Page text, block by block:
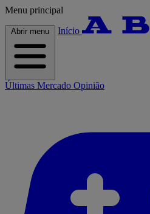
Menu principal
Abrir menu Início
Últimas Mercado Opinião